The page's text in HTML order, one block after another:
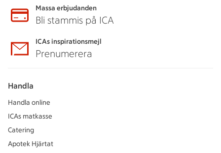
Massa erbjudanden
Bli stammis på ICA
ICAs inspirationsmejl
Prenumerera
Handla
Handla online
ICAs matkasse
Catering
Apotek Hjärtat